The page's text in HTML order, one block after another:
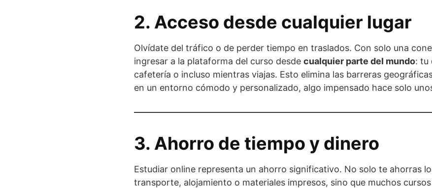
2. Acceso desde cualquier lugar
Olvídate del tráfico o de perder tiempo en traslados. Con solo una
ingresar a la plataforma del curso desde cualquier parte del mundo: tu
cafetería o incluso mientras viajas. Esto elimina las barreras
en un entorno cómodo y personalizado, algo impensado hace solo
3. Ahorro de tiempo y dinero
Estudiar online representa un ahorro significativo. No solo te ahorras
transporte, alojamiento o materiales impresos, sino que muchos